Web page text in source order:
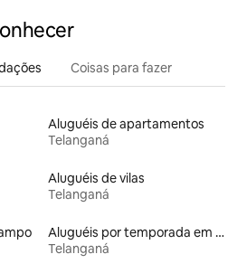
Coisas para fazer
Aluguéis de apartamentos
Telanganá
Aluguéis de vilas
Telanganá
Aluguéis por temporada em hotéis-fazenda
Telanganá